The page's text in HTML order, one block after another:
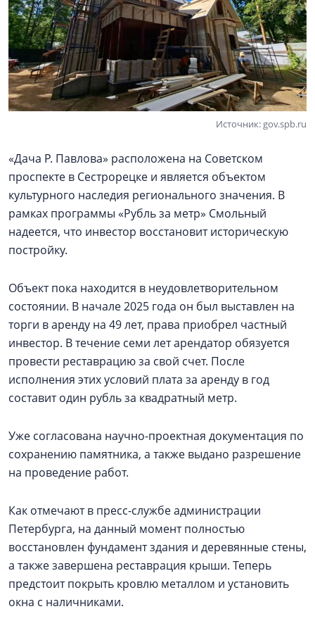
Источник: gov.spb.ru
«Дача Р. Павлова» расположена на Советском
проспекте в Сестрорецке и является объектом
культурного наследия регионального значения. В
рамках программы «Рубль за метр» Смольный
надеется, что инвестор восстановит историческую
постройку.
Объект пока находится в неудовлетворительном
состоянии. В начале 2025 года он был выставлен на
торги в аренду на 49 лет, права приобрел частный
инвестор. В течение семи лет арендатор обязуется
провести реставрацию за свой счет. После
исполнения этих условий плата за аренду в год
составит один рубль за квадратный метр.
Уже согласована научно-проектная документация по
сохранению памятника, а также выдано разрешение
на проведение работ.
Как отмечают в пресс-службе администрации
Петербурга, на данный момент полностью
восстановлен фундамент здания и деревянные стены,
а также завершена реставрация крыши. Теперь
предстоит покрыть кровлю металлом и установить
окна с наличниками.